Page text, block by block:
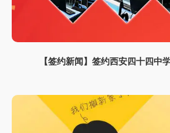
【签约新闻】签约西安四十四中